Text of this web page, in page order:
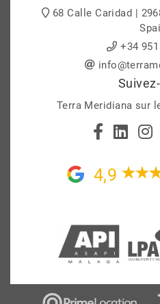
68 Calle Caridad |
+34
Terra Meridiana sur
4,9